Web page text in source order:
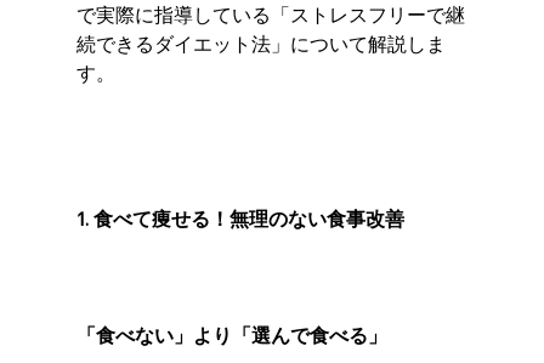
で実際に指導している「ストレスフリーで継
続できるダイエット法」について解説しま
す。
1. 食べて痩せる！無理のない食事改善
「食べない」より「選んで食べる」